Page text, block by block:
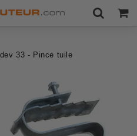
33 - Pince tuile